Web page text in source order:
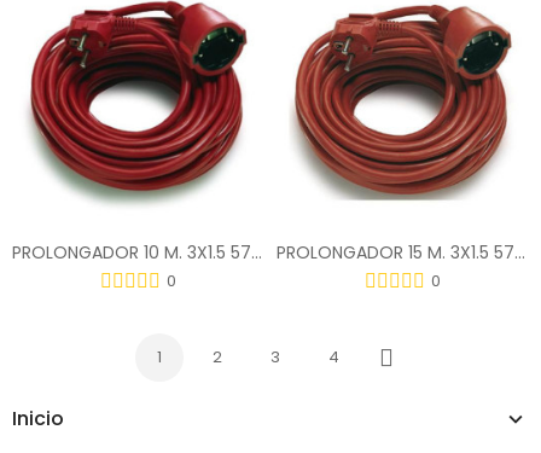
Inicio
PROLONGADOR 10 M. 3X1.5 575006
0
PROLONGADOR 15 M. 3X1.5 576003
0
1 2 3 4
Siguiente